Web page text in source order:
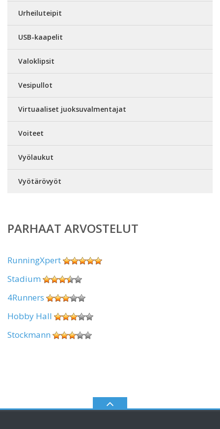
Urheiluteipit
USB-kaapelit
Valoklipsit
Vesipullot
Virtuaaliset juoksuvalmentajat
Voiteet
Vyölaukut
Vyötärövyöt
PARHAAT ARVOSTELUT
RunningXpert
Stadium
4Runners
Hobby Hall
Stockmann